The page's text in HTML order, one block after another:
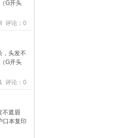
G开头
评论：0
，头发不
G开头
评论：0
不遮眉
口本复印